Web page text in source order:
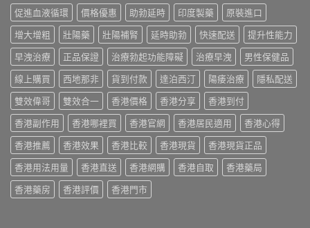
指
南〉
中
作
用
與
香
港
購
買
指
南〉
中
略：
印
度
版
Viagra
售
價
比
較、
正
貨
分
辨
與
購
買
指
版
價
格
2026：
香
港
哪
裡
買
最
划
算？
POXET-
60
與
原
廠
促進血液循環 價格優惠 助勃延時 印度製藥
原裝進口
增大增粗
壯陽藥 壯陽補腎 延時助勃 快速配送
提升性能力
早洩治療
正品保證 治療勃起功能障礙 治療早洩
男性保健品
線上購買
西地那非 貨到付款 達泊西汀 陽痿治療
隱私配送
雙效偉哥
雙效合一 香港價格 香港分享
香港到付
香港副作用
香港哪裡買 香港官網 香港居民適用
香港心得
香港推薦
香港效果 香港比較 香港現貨
香港現貨正品
香港用法用量
香港直送 香港網購 香港自取
香港藥局
香港藥房
香港評價 香港門市